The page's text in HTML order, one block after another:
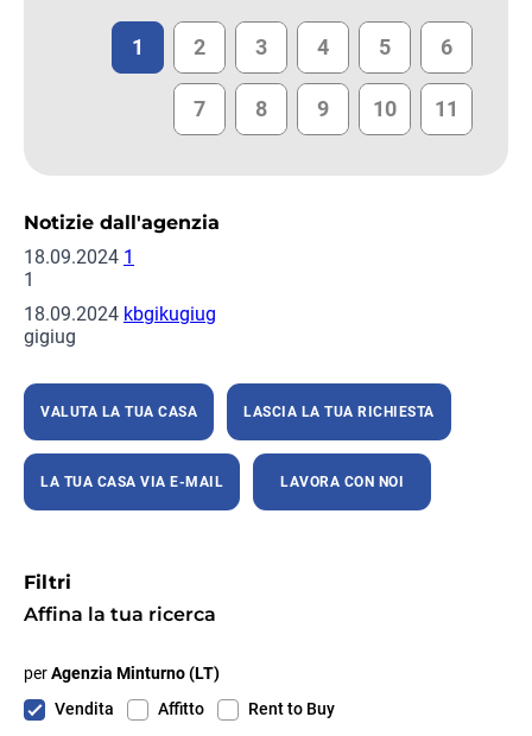
1 2 3 4 5 6
7 8 9 10 11
Notizie dall'agenzia
18.09.2024 1
1
18.09.2024 kbgikugiug
gigiug
VALUTA LA TUA CASA LASCIA LA TUA RICHIESTA
LA TUA CASA VIA E-MAIL LAVORA CON NOI
Filtri
Affina la tua ricerca
perAgenzia Minturno (LT)
Vendita
Affitto Rent to Buy